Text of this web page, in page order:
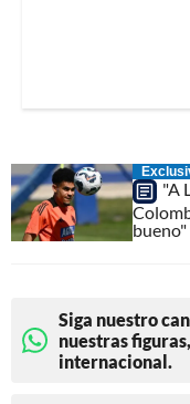
"A
bueno"
Siga nuestro
nuestras
internacional.